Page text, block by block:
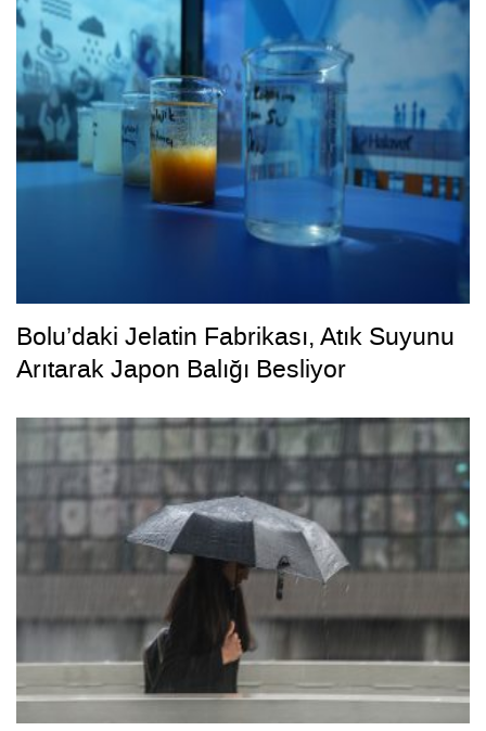
Bolu’daki Jelatin Fabrikası, Atık Suyunu
Arıtarak Japon Balığı Besliyor